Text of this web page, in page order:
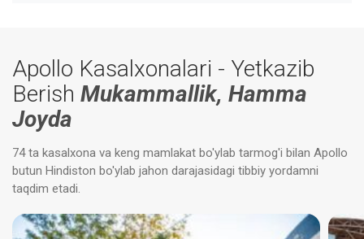
Apollo Kasalxonalari - Yetkazib
Berish Mukammallik, Hamma
Joyda
74 ta kasalxona va keng mamlakat bo'ylab tarmog'i bilan Apollo
butun Hindiston bo'ylab jahon darajasidagi tibbiy yordamni
taqdim etadi.